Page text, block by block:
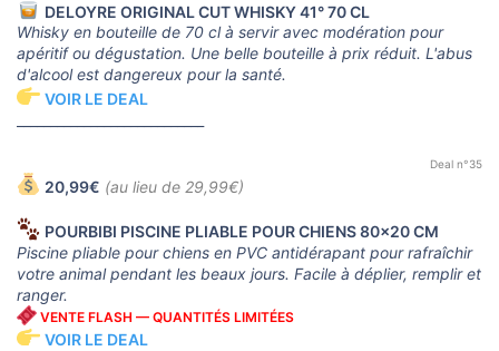
DELOYRE ORIGINAL CUT WHISKY 41° 70 CL
Whisky en bouteille de 70 cl à servir avec modération pour
apéritif ou dégustation. Une belle bouteille à prix réduit. L'abus
d'alcool est dangereux pour la santé.
VOIR LE DEAL
Deal n°35
20,99€ (au lieu de 29,99€)
POURBIBI PISCINE PLIABLE POUR CHIENS 80x20 CM
Piscine pliable pour chiens en PVC antidérapant pour rafraîchir
votre animal pendant les beaux jours. Facile à déplier, remplir et
ranger.
VENTE FLASH — QUANTITÉS LIMITÉES
VOIR LE DEAL